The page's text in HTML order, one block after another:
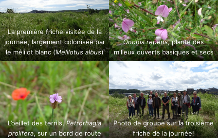
La première friche visitée de la
journée, largement colonisée par
le mélilot blanc (Melilotus albus)
Ononis repens, plante des
milieux ouverts basiques et secs
L’oeillet des terrils,Petrorhagia
prolifera, sur un bord de route
Photo de groupe sur la troisième
friche de la journée!